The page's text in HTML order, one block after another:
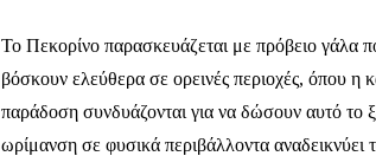
Το Πεκορίνο παρασκευάζεται με πρόβειο γάλα
βόσκουν ελεύθερα σε ορεινές περιοχές, όπου η
παράδοση συνδυάζονται για να δώσουν αυτό το
ωρίμανση σε φυσικά περιβάλλοντα αναδεικνύει